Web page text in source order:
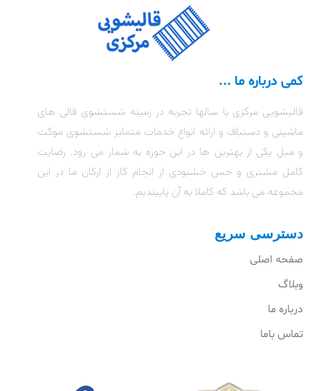
کمی درباره ما ...
قالیشویی مرکزی با سالها تجربه در زمینه شستشوی قالی های
ماشینی و دستباف و ارائه انواع خدمات متمایز شستشوی موکت
و مبل یکی از بهترین ها در این حوزه به شمار می رود. رضایت
کامل مشتری و حس خشنودی از انجام کار از ارکان ما در این
مجموعه می باشد که کاملا به آن پایبندیم.
دسترسی سریع
صفحه اصلی
وبلاگ
درباره ما
تماس باما